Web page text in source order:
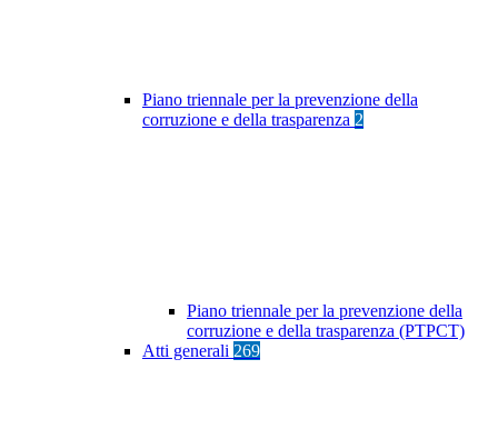
Piano triennale per la prevenzione della
corruzione e della trasparenza 2
Piano triennale per la prevenzione della
corruzione e della trasparenza (PTPCT)
Atti generali 269